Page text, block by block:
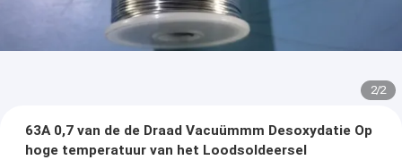
2/2
63A 0,7 van de de Draad Vacuümmm Desoxydatie Op
hoge temperatuur van het Loodsoldeersel